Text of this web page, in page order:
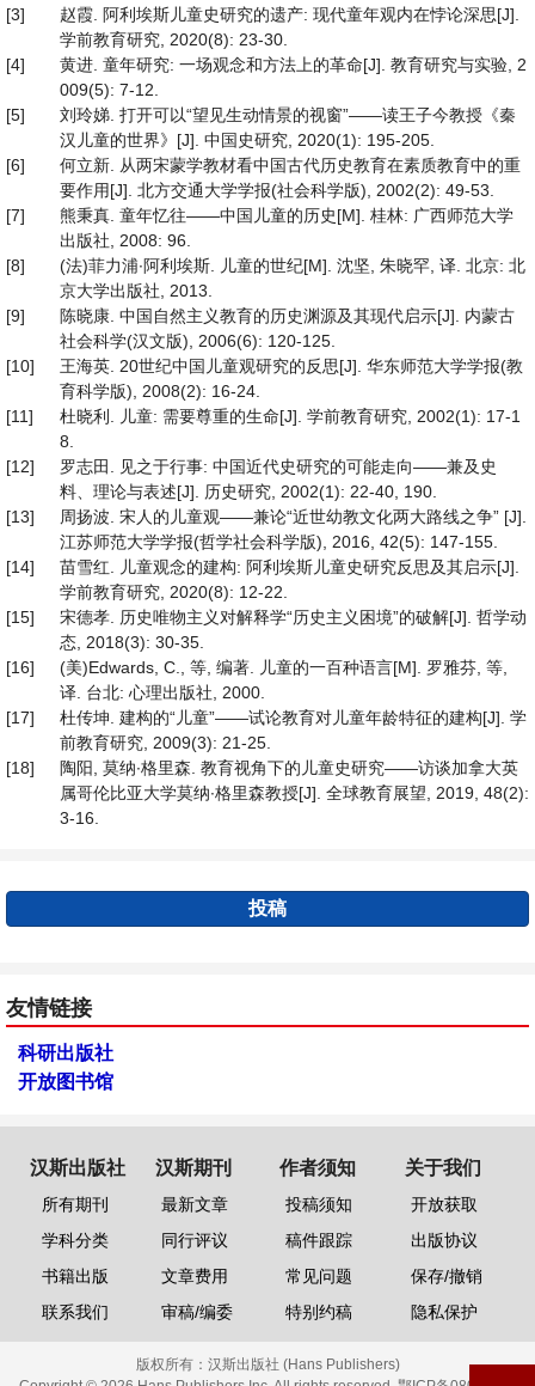
[3]
赵霞. 阿利埃斯儿童史研究的遗产: 现代童年观内在悖论深思[J].
学前教育研究, 2020(8): 23-30.
[4]
黄进. 童年研究: 一场观念和方法上的革命[J]. 教育研究与实验, 2
009(5): 7-12.
[5]
刘玲娣. 打开可以“望见生动情景的视窗”——读王子今教授《秦
汉儿童的世界》[J]. 中国史研究, 2020(1): 195-205.
[6]
何立新. 从两宋蒙学教材看中国古代历史教育在素质教育中的重
要作用[J]. 北方交通大学学报(社会科学版), 2002(2): 49-53.
[7]
熊秉真. 童年忆往——中国儿童的历史[M]. 桂林: 广西师范大学
出版社, 2008: 96.
[8]
(法)菲力浦∙阿利埃斯. 儿童的世纪[M]. 沈坚, 朱晓罕, 译. 北京: 北
京大学出版社, 2013.
[9]
陈晓康. 中国自然主义教育的历史渊源及其现代启示[J]. 内蒙古
社会科学(汉文版), 2006(6): 120-125.
[10]
王海英. 20世纪中国儿童观研究的反思[J]. 华东师范大学学报(教
育科学版), 2008(2): 16-24.
[11]
杜晓利. 儿童: 需要尊重的生命[J]. 学前教育研究, 2002(1): 17-1
8.
[12]
罗志田. 见之于行事: 中国近代史研究的可能走向——兼及史
料、理论与表述[J]. 历史研究, 2002(1): 22-40, 190.
[13]
周扬波. 宋人的儿童观——兼论“近世幼教文化两大路线之争” [J].
江苏师范大学学报(哲学社会科学版), 2016, 42(5): 147-155.
[14]
苗雪红. 儿童观念的建构: 阿利埃斯儿童史研究反思及其启示[J].
学前教育研究, 2020(8): 12-22.
[15]
宋德孝. 历史唯物主义对解释学“历史主义困境”的破解[J]. 哲学动
态, 2018(3): 30-35.
[16]
(美)Edwards, C., 等, 编著. 儿童的一百种语言[M]. 罗雅芬, 等,
译. 台北: 心理出版社, 2000.
[17]
杜传坤. 建构的“儿童”——试论教育对儿童年龄特征的建构[J]. 学
前教育研究, 2009(3): 21-25.
[18]
陶阳, 莫纳∙格里森. 教育视角下的儿童史研究——访谈加拿大英
属哥伦比亚大学莫纳∙格里森教授[J]. 全球教育展望, 2019, 48(2):
3-16.
投稿
友情链接
科研出版社
开放图书馆
汉斯出版社
所有期刊
学科分类
书籍出版
联系我们
汉斯期刊
最新文章
同行评议
文章费用
审稿/编委
作者须知
投稿须知
稿件跟踪
常见问题
特别约稿
关于我们
开放获取
出版协议
保存/撤销
隐私保护
版权所有： 汉斯出版社 (Hans Publishers)